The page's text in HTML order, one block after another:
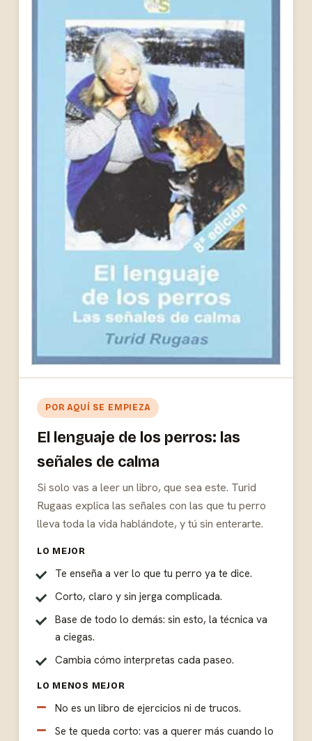
POR AQUÍ SE EMPIEZA
El lenguaje de los perros: las
señales de calma
Si solo vas a leer un libro, que sea este. Turid
Rugaas explica las señales con las que tu perro
lleva toda la vida hablándote, y tú sin enterarte.
LO MEJOR
Te enseña a ver lo que tu perro ya te dice.
Corto, claro y sin jerga complicada.
Base de todo lo demás: sin esto, la técnica va
a ciegas.
Cambia cómo interpretas cada paseo.
LO MENOS MEJOR
No es un libro de ejercicios ni de trucos.
Se te queda corto: vas a querer más cuando lo